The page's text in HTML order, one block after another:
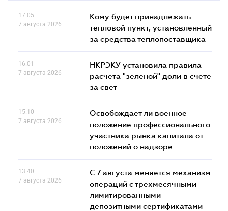
17.05
7 августа 2026
Кому будет принадлежать
тепловой пункт, установленный
за средства теплопоставщика
16.01
7 августа 2026
НКРЭКУ установила правила
расчета "зеленой" доли в счете
за свет
15.10
7 августа 2026
Освобождает ли военное
положение профессионального
участника рынка капитала от
положений о надзоре
13.40
7 августа 2026
С 7 августа меняется механизм
операций с трехмесячными
лимитированными
депозитными сертификатами